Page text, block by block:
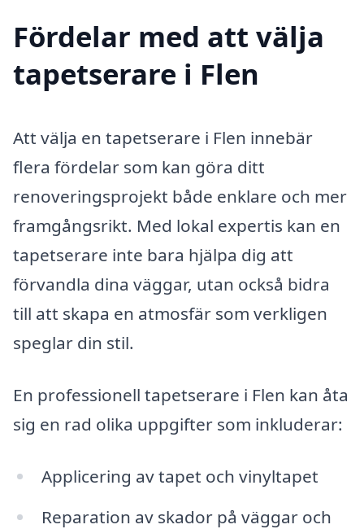
Fördelar med att välja
tapetserare i Flen
Att välja en tapetserare i Flen innebär
flera fördelar som kan göra ditt
renoveringsprojekt både enklare och mer
framgångsrikt. Med lokal expertis kan en
tapetserare inte bara hjälpa dig att
förvandla dina väggar, utan också bidra
till att skapa en atmosfär som verkligen
speglar din stil.
En professionell tapetserare i Flen kan åta
sig en rad olika uppgifter som inkluderar:
Applicering av tapet och vinyltapet
Reparation av skador på väggar och